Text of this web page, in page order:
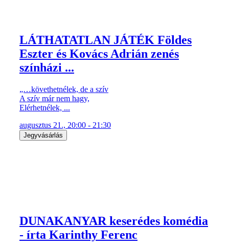
LÁTHATATLAN JÁTÉK Földes
Eszter és Kovács Adrián zenés
színházi ...
„…követhetnélek, de a szív
A szív már nem hagy,
Elérhetnélek, ...
augusztus 21., 20:00 - 21:30
Jegyvásárlás
DUNAKANYAR keserédes komédia
- írta Karinthy Ferenc